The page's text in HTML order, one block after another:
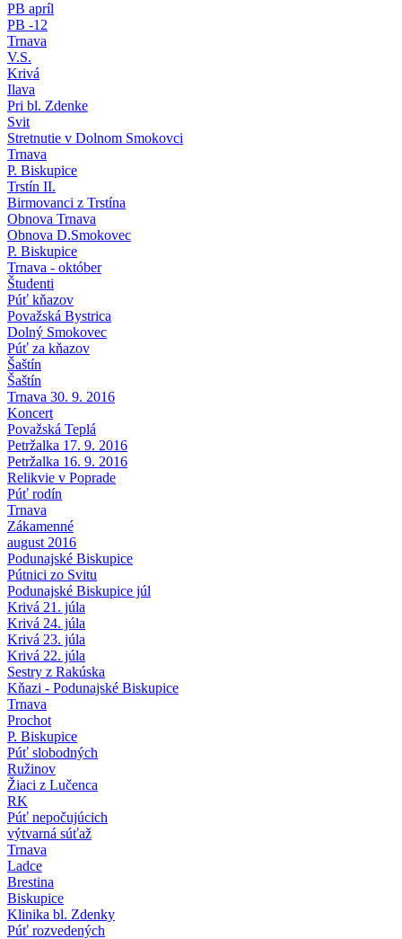
PB apríl
PB -12
Trnava
V.S.
Krivá
Ilava
Pri bl. Zdenke
Svit
Stretnutie v Dolnom Smokovci
Trnava
P. Biskupice
Trstín II.
Birmovanci z Trstína
Obnova Trnava
Obnova D.Smokovec
P. Biskupice
Trnava - október
Študenti
Púť kňazov
Považská Bystrica
Dolný Smokovec
Púť za kňazov
Šaštín
Šaštín
Trnava 30. 9. 2016
Koncert
Považská Teplá
Petržalka 17. 9. 2016
Petržalka 16. 9. 2016
Relikvie v Poprade
Púť rodín
Trnava
Zákamenné
august 2016
Podunajské Biskupice
Pútnici zo Svitu
Podunajské Biskupice júl
Krivá 21. júla
Krivá 24. júla
Krivá 23. júla
Krivá 22. júla
Sestry z Rakúska
Kňazi - Podunajské Biskupice
Trnava
Prochot
P. Biskupice
Púť slobodných
Ružinov
Žiaci z Lučenca
RK
Púť nepočujúcich
výtvarná súťaž
Trnava
Ladce
Brestina
Biskupice
Klinika bl. Zdenky
Púť rozvedených